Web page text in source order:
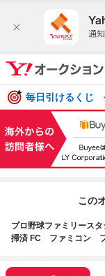
毎日引けるくじ
この
プロ野球ファミリース
掃済 FC ファミコン